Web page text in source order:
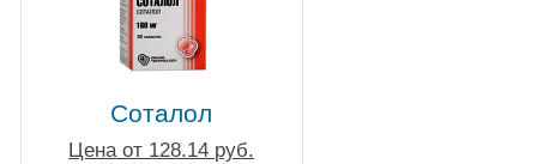
Соталол
Цена от 128.14 руб.